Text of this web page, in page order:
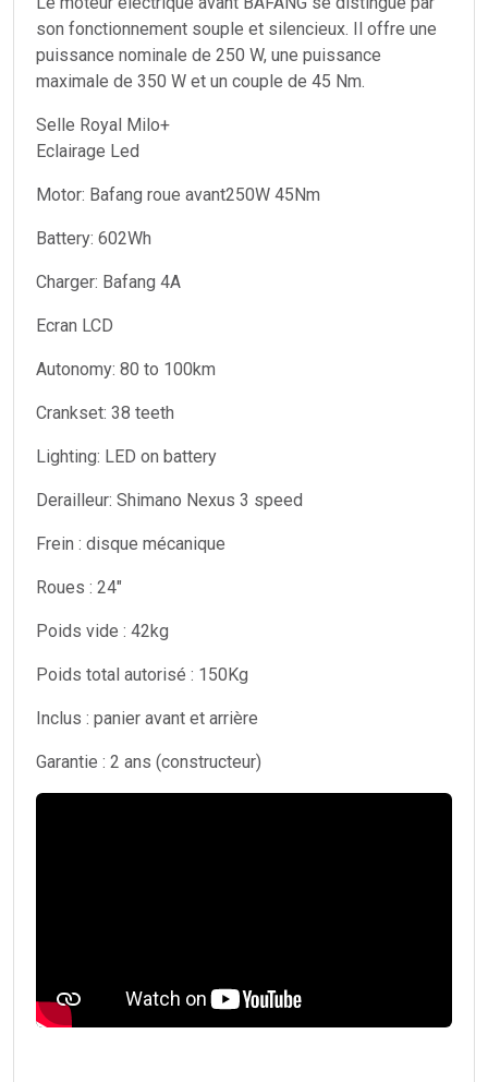
son fonctionnement souple et silencieux. Il offre une
puissance nominale de 250 W, une puissance
maximale de 350 W et un couple de 45 Nm.
Selle Royal Milo+
Eclairage Led
Motor: Bafang roue avant250W 45Nm
Battery: 602Wh
Charger: Bafang 4A
Ecran LCD
Autonomy: 80 to 100km
Crankset: 38 teeth
Lighting: LED on battery
Derailleur: Shimano Nexus 3 speed
Frein : disque mécanique
Roues : 24"
Poids vide : 42kg
Poids total autorisé : 150Kg
Inclus : panier avant et arrière
Garantie : 2 ans (constructeur)